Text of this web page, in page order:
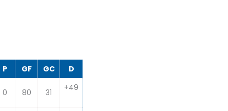
P GF GC D
0 80 31 +49